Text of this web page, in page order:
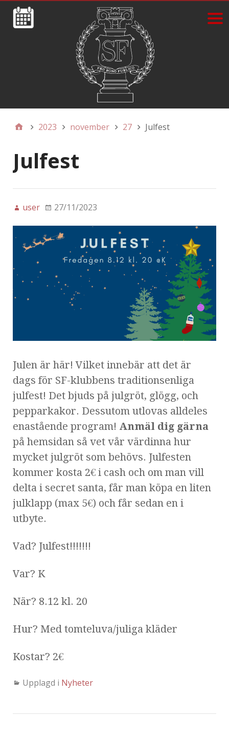
2023 november 27 Julfest
Julfest
user 27/11/2023
Julen är här! Vilket innebär att det är
dags för SF-klubbens traditionsenliga
julfest! Det bjuds på julgröt, glögg, och
pepparkakor. Dessutom utlovas alldeles
enastående program! Anmäl dig gärna
på hemsidan så vet vår värdinna hur
mycket julgröt som behövs. Julfesten
kommer kosta 2€ i cash och om man vill
delta i secret santa, får man köpa en liten
julklapp (max 5€) och får sedan en i
utbyte.
Vad? Julfest!!!!!!!
Var? K
När? 8.12 kl. 20
Hur? Med tomteluva/juliga kläder
Kostar? 2€
Upplagd i Nyheter